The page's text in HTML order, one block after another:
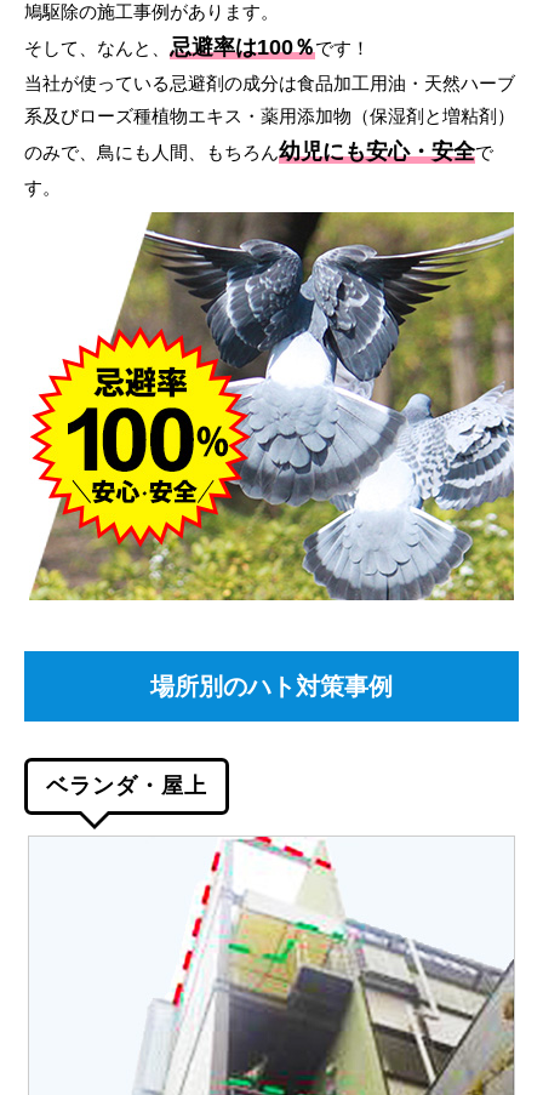
鳩駆除の施工事例があります。
そして、なんと、 忌避率は100％です！
当社が使っている忌避剤の成分は食品加工用油・天然ハーブ
系及びローズ種植物エキス・薬用添加物（保湿剤と増粘剤）
のみで、鳥にも人間、もちろん幼児にも安心・安全で
す。
場所別のハト対策事例
ベランダ・屋上